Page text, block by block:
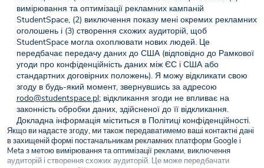
вимірювання та оптимізації рекламних кампаній
StudentSpace, (2) виключення показу мені окремих рекламних
оголошень і (3) створення схожих аудиторій, щоб
StudentSpace могла охоплювати нових людей. Це
передбачає передачу даних до США (відповідно до Рамкової
угоди про конфіденційність даних між ЄС і США або
стандартних договірних положень). Я можу відкликати свою
згоду в будь-який момент, звернувшись за адресою
rodo@studentspace.pl; відкликання згоди не впливає на
законність обробки даних, здійсненої до її відкликання.
Докладна інформація міститься в Політиці конфіденційності.
Якщо ви надасте згоду, ми також передаватимемо ваші контактні дані
в захищеній формі постачальникам рекламних платформ Google і
Meta з метою вимірювання та оптимізації реклами, виключення
аудиторій і створення схожих аудиторій. Це може передбачати